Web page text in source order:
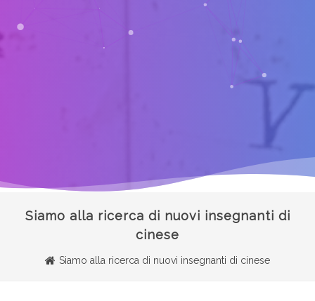
Siamo alla ricerca di nuovi insegnanti di
cinese
Siamo alla ricerca di nuovi insegnanti di cinese